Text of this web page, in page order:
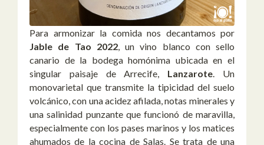
Para armonizar la comida nos decantamos por
Jable de Tao 2022, un vino blanco con sello
canario de la bodega homónima ubicada en el
singular paisaje de Arrecife, Lanzarote . Un
monovarietal que transmite la tipicidad del suelo
volcánico, con una acidez afilada, notas minerales y
una salinidad punzante que funcionó de maravilla,
especialmente con los pases marinos y los matices
ahumados de la cocina de Salas. Se trata de una